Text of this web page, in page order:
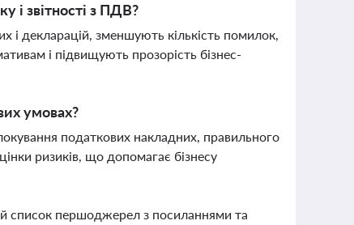
і звітності з ПДВ?
і декларацій, зменшують кількість помилок,
і підвищують прозорість бізнес-
умовах?
податкових накладних, правильного
ризиків, що допомагає бізнесу
список першоджерел з посиланнями та